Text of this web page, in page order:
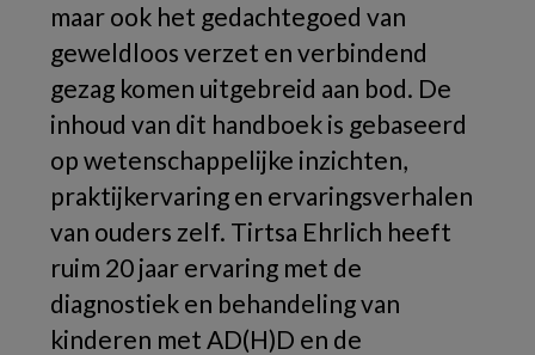
maar ook het gedachtegoed van
geweldloos verzet en verbindend
gezag komen uitgebreid aan bod. De
inhoud van dit handboek is gebaseerd
op wetenschappelijke inzichten,
praktijkervaring en ervaringsverhalen
van ouders zelf. Tirtsa Ehrlich heeft
ruim 20 jaar ervaring met de
diagnostiek en behandeling van
kinderen met AD(H)D en de